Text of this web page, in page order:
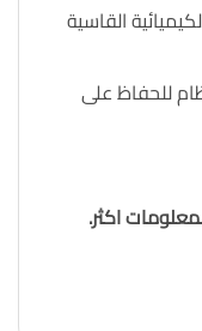
القاسية
للحفاظ على
اكثر.